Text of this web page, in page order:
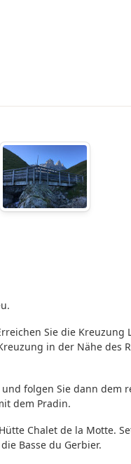
Sie die Kreuzung
in der Nähe des
folgen Sie dann dem
dem Pradin.
Chalet de la Motte.
Basse du Gerbier.